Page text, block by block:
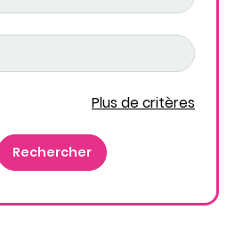
Plus de critères